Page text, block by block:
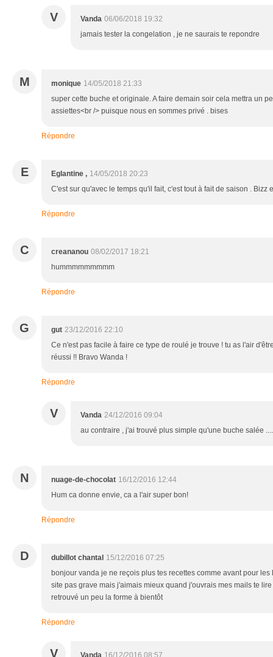
V Vanda 06/06/2018 19:32
jamais tester la congelation , je ne saurais te repondre
M monique 14/05/2018 21:33
super cette buche et originale. A faire demain soir cela mettra un
assiettes<br /> puisque nous en sommes privé . bises
Répondre
E Eglantine , 14/05/2018 20:23
C'est sur qu'avec le temps qu'il fait, c'est tout à fait de saison . Bizz
Répondre
C creananou 08/02/2017 18:21
hummmmmmmmm
Répondre
G gut 23/12/2016 22:10
Ce n'est pas facile à faire ce type de roulé je trouve ! tu as l'air
réussi !! Bravo Wanda !
Répondre
V Vanda 24/12/2016 09:04
au contraire , j'ai trouvé plus simple qu'une buche salée
N nuage-de-chocolat 16/12/2016 12:44
Hum ca donne envie, ca a l'air super bon!
Répondre
D dubillot chantal 15/12/2016 07:25
bonjour vanda je ne reçois plus tes recettes comme avant pour
site pas grave mais j'aimais mieux quand j'ouvrais mes mails te
retrouvé un peu la forme à bientôt
Répondre
V Vanda 16/12/2016 08:57